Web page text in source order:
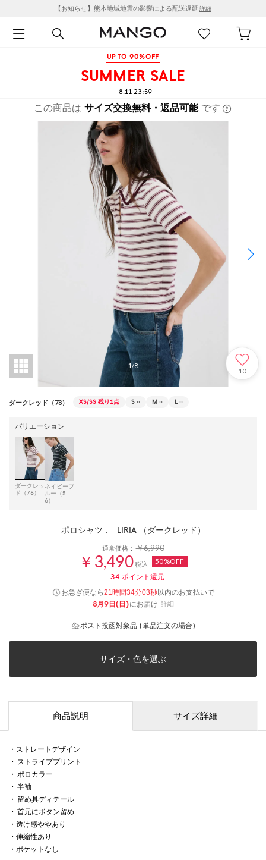
【お知らせ】熊本地域地震の影響による配送遅延 詳細
UP TO 90%OFF
SUMMER SALE
- 8.11 23:59
この商品は サイズ交換無料・返品可能 です
1/8
10
ダークレッド（78） XS/SS 残り1点 S ○ M ○ L ○
バリエーション
ダークレッ
ド（78）
ネイビーブ
ルー（5
6）
ポロシャツ .-- LIRIA （ダークレッド）
通常価格：￥6,990
￥3,490税込 50%OFF
34 ポイント還元
お急ぎ便なら21時間34分03秒以内のお支払いで
8月9日(日)にお届け 詳細
ポスト投函対象品 (単品注文の場合)
サイズ・色を選ぶ
商品説明 サイズ詳細
・ストレートデザイン
・ ストライププリント
・ ポロカラー
・ 半袖
・ 留め具ディテール
・ 首元にボタン留め
・透け感ややあり
・伸縮性あり
・ポケットなし